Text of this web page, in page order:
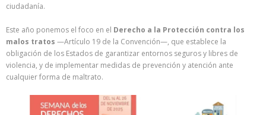
ciudadanía.
Este año ponemos el foco en el Derecho a la Protección contra los
malos tratos —Artículo 19 de la Convención—, que establece la
obligación de los Estados de garantizar entornos seguros y libres de
violencia, y de implementar medidas de prevención y atención ante
cualquier forma de maltrato.